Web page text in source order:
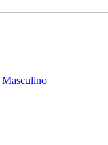
Masculino